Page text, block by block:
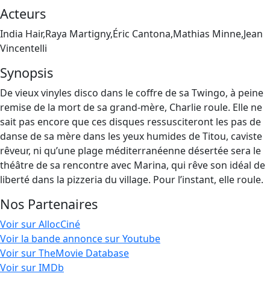
Acteurs
India Hair,Raya Martigny,Éric Cantona,Mathias Minne,Jean
Vincentelli
Synopsis
De vieux vinyles disco dans le coffre de sa Twingo, à peine
remise de la mort de sa grand-mère, Charlie roule. Elle ne
sait pas encore que ces disques ressusciteront les pas de
danse de sa mère dans les yeux humides de Titou, caviste
rêveur, ni qu’une plage méditerranéenne désertée sera le
théâtre de sa rencontre avec Marina, qui rêve son idéal de
liberté dans la pizzeria du village. Pour l’instant, elle roule.
Nos Partenaires
Voir sur AllocCiné
Voir la bande annonce sur Youtube
Voir sur TheMovie Database
Voir sur IMDb